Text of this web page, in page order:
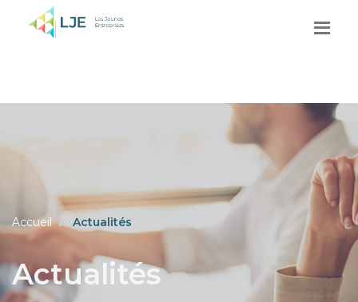
Accueil Actualités
Actualités